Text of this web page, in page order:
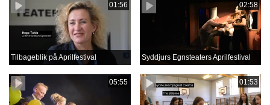
01:56
Tilbageblik på Aprilfestival
02:58
Syddjurs Egnsteaters Aprilfestival
05:55 01:53